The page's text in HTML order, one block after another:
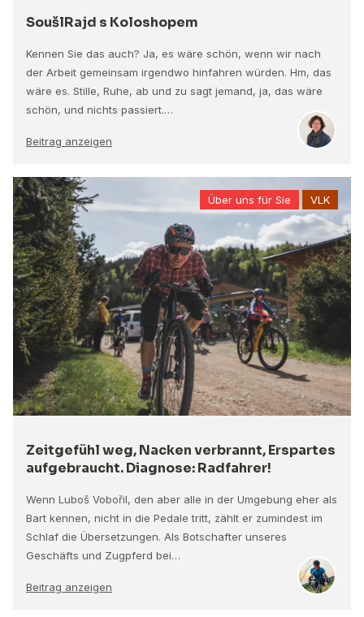
SoušlRajd s Koloshopem
Kennen Sie das auch? Ja, es wäre schön, wenn wir nach
der Arbeit gemeinsam irgendwo hinfahren würden. Hm, das
wäre es. Stille, Ruhe, ab und zu sagt jemand, ja, das wäre
schön, und nichts passiert.…
Beitrag anzeigen
Über uns für Sie VLK
Zeitgefühl weg, Nacken verbrannt, Erspartes
aufgebraucht. Diagnose: Radfahrer!
Wenn Luboš Vobořil, den aber alle in der Umgebung eher als
Bart kennen, nicht in die Pedale tritt, zählt er zumindest im
Schlaf die Übersetzungen. Als Botschafter unseres
Geschäfts und Zugpferd bei…
Beitrag anzeigen